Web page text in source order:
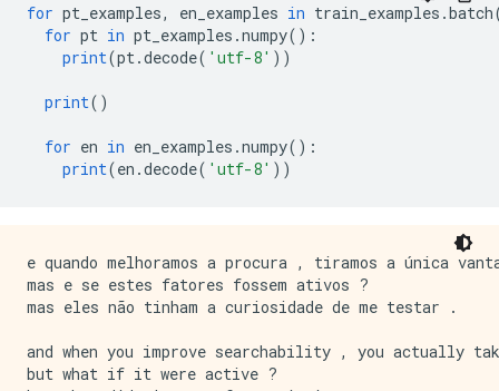
for pt_examples, en_examples in train_examples .batch
for pt in pt_examples .numpy():
print(pt .decode( 'utf-8' ))
print()
for en in en_examples .numpy():
print(en .decode( 'utf-8' ))
e quando melhoramos a procura , tiramos a única
mas e se estes fatores fossem ativos ?
mas eles não tinham a curiosidade de me testar .
and when you improve searchability , you actually
but what if it were active ?